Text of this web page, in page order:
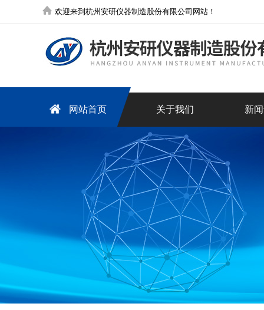
欢迎来到杭州安研仪器制造股份有限公司网站！
网站首页 关于我们 新